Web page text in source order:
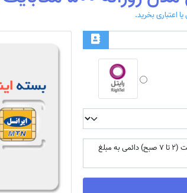
بسته اینترنت ایرانسل مدل روزانه 500 مگابایت (2 تا 7 صبح) دائمی به مبلغ